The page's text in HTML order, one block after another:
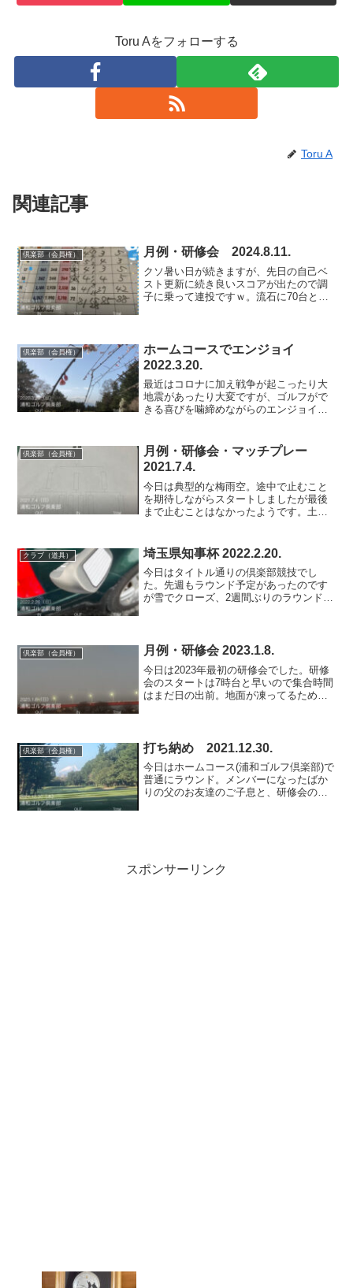
Toru Aをフォローする
Toru A
関連記事
倶楽部（会員権） 月例・研修会 2024.8.11.
クソ暑い日が続きますが、先日の自己ベ
スト更新に続き良いスコアが出たので調
子に乗って連投ですｗ。流石に70台とは
るわけでは無...
倶楽部（会員権）
ホームコースでエンジョイ
2022.3.20.
最近はコロナに加え戦争が起こったり大
地震があったり大変ですが、ゴルフがで
きる喜びを噛締めながらのエンジョイラ
ベントとコーライの２グリーンなんです
がメインはベント。例年コ...
倶楽部（会員権）
月例・研修会・マッチプレー
2021.7.4.
今日は典型的な梅雨空。途中で止むこと
を期待しながらスタートしましたが最後
まで止むことはなかったようです。土石
フ倶楽部研修会ではこの時期の月例が
「マッチプレー選手権」を兼...
クラブ（道具） 埼玉県知事杯 2022.2.20.
今日はタイトル通りの倶楽部競技でし
た。先週もラウンド予定があったのです
が雪でクローズ、2週間ぶりのラウンドと
ルであがり風も寒さ...
倶楽部（会員権） 月例・研修会 2023.1.8.
今日は2023年最初の研修会でした。研修
会のスタートは7時台と早いので集合時間
はまだ日の出前。地面が凍ってるためフ
されます。研修会参...
倶楽部（会員権） 打ち納め 2021.12.30.
今日はホームコース(浦和ゴルフ倶楽部)で
普通にラウンド。メンバーになったばか
りの父のお友達のご子息と、研修会の先
スポンサーリンク